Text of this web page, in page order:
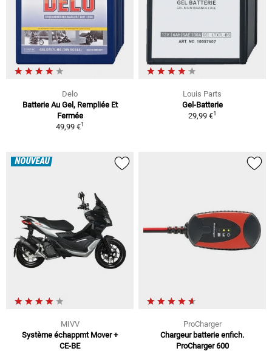
Delo
Batterie Au Gel, Rempliée Et
Fermée
49,99 €1
Louis Parts
Gel-Batterie
29,99 €1
NOUVEAU
MIVV
Système échappmt Mover +
CE-BE
ProCharger
Chargeur batterie enfich.
ProCharger 600